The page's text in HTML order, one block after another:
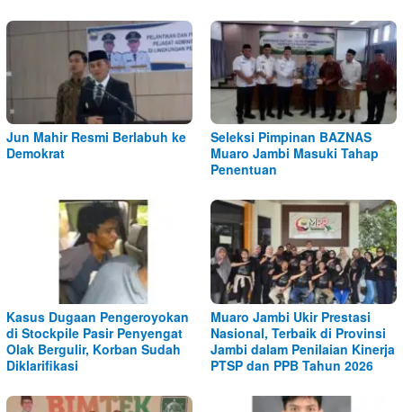
Jun Mahir Resmi Berlabuh ke
Demokrat
Seleksi Pimpinan BAZNAS
Muaro Jambi Masuki Tahap
Penentuan
Kasus Dugaan Pengeroyokan
di Stockpile Pasir Penyengat
Olak Bergulir, Korban Sudah
Diklarifikasi
Muaro Jambi Ukir Prestasi
Nasional, Terbaik di Provinsi
Jambi dalam Penilaian Kinerja
PTSP dan PPB Tahun 2026